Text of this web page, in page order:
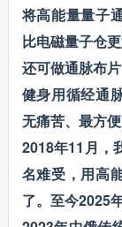
将高能量量子
比电磁量子仓更
还可做通脉布
健身用循经通
无痛苦、最方
2018年11月，
名难受，用高
了。至今2025